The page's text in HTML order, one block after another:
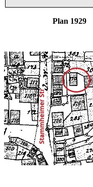
Plan